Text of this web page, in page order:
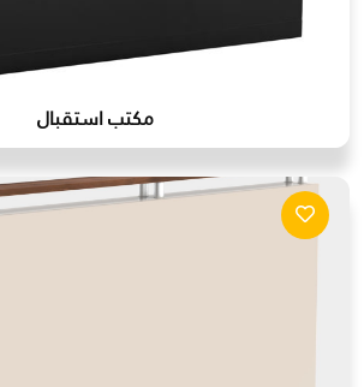
مكتب استقبال